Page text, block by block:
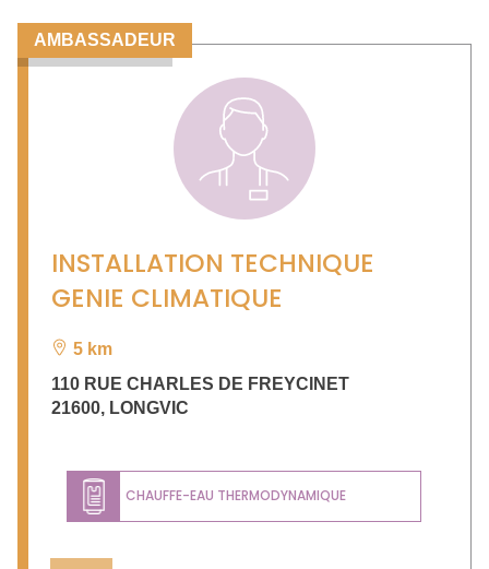
AMBASSADEUR
INSTALLATION TECHNIQUE
GENIE CLIMATIQUE
5 km
110 RUE CHARLES DE FREYCINET
21600, LONGVIC
CHAUFFE-EAU THERMODYNAMIQUE